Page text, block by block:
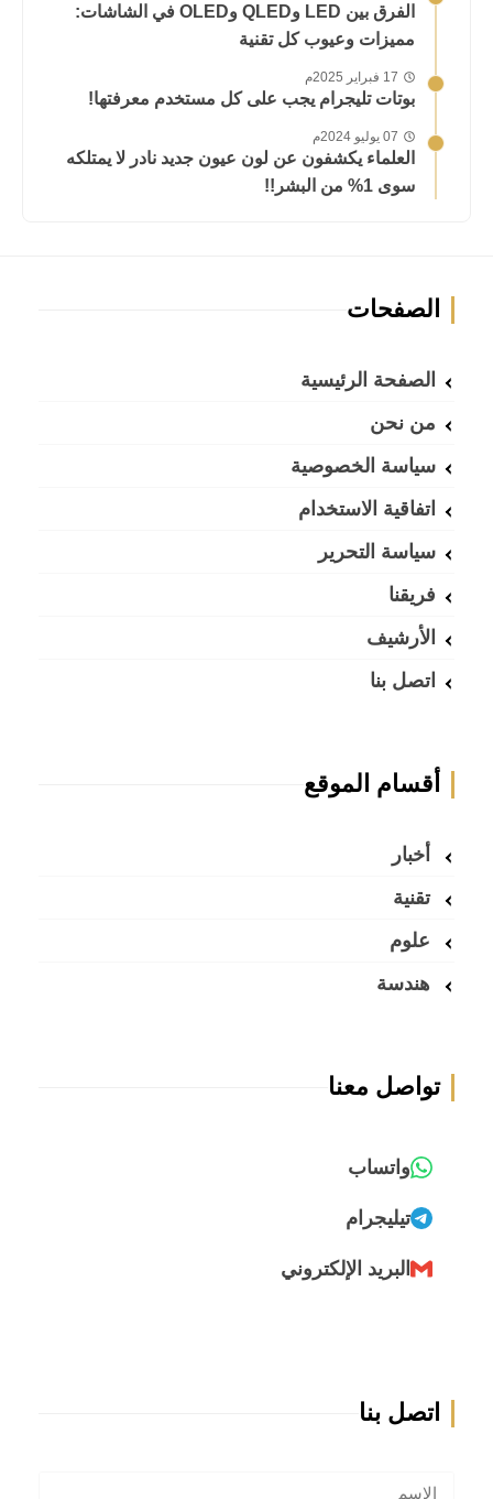
الفرق بين LED وQLED وOLED في الشاشات:
مميزات وعيوب كل تقنية
17 فبراير 2025م
بوتات تليجرام يجب على كل مستخدم معرفتها!
07 يوليو 2024م
العلماء يكشفون عن لون عيون جديد نادر لا يمتلكه
سوى 1% من البشر!!
الصفحات
الصفحة الرئيسية
من نحن
سياسة الخصوصية
اتفاقية الاستخدام
سياسة التحرير
فريقنا
الأرشيف
اتصل بنا
أقسام الموقع
أخبار
تقنية
علوم
هندسة
تواصل معنا
واتساب
تيليجرام
البريد الإلكتروني
اتصل بنا